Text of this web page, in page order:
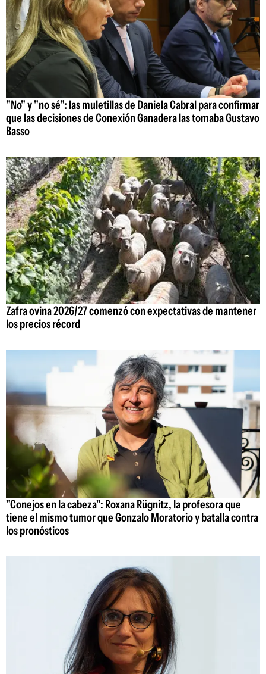
"No" y "no sé": las muletillas de Daniela Cabral para confirmar
que las decisiones de Conexión Ganadera las tomaba Gustavo
Basso
Zafra ovina 2026/27 comenzó con expectativas de mantener
los precios récord
"Conejos en la cabeza": Roxana Rügnitz, la profesora que
tiene el mismo tumor que Gonzalo Moratorio y batalla contra
los pronósticos